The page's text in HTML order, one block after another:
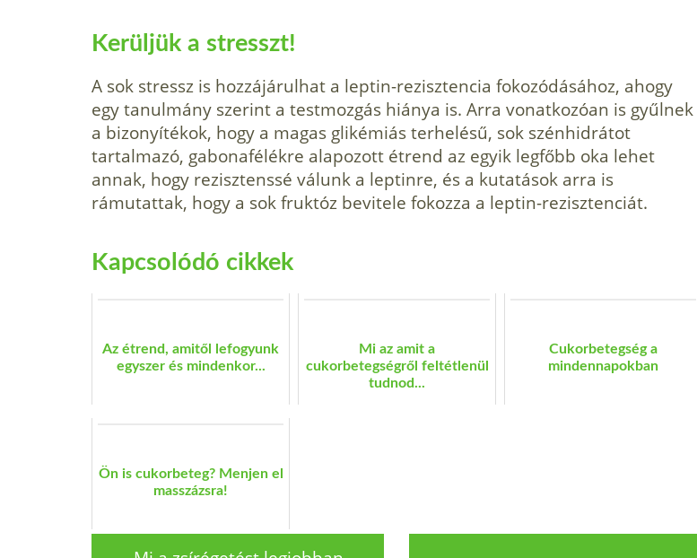
Kerüljük a stresszt!
A sok stressz is hozzájárulhat a leptin-rezisztencia fokozódásához, ahogy
egy tanulmány szerint a testmozgás hiánya is. Arra vonatkozóan is gyűlnek
a bizonyítékok, hogy a magas glikémiás terhelésű, sok szénhidrátot
tartalmazó, gabonafélékre alapozott étrend az egyik legfőbb oka lehet
annak, hogy rezisztenssé válunk a leptinre, és a kutatások arra is
rámutattak, hogy a sok fruktóz bevitele fokozza a leptin-rezisztenciát.
Kapcsolódó cikkek
Az étrend, amitől lefogyunk
egyszer és mindenkor...
Mi az amit a
cukorbetegségről feltétlenül
tudnod...
Cukorbetegség a
mindennapokban
Ön is cukorbeteg? Menjen el
masszázsra!